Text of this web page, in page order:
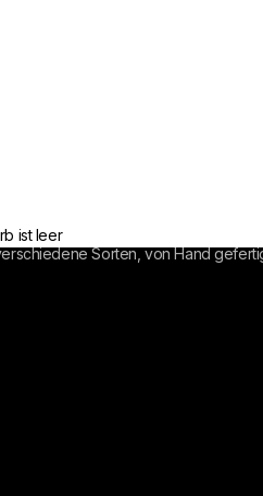
ist leer
Sorten, von Hand